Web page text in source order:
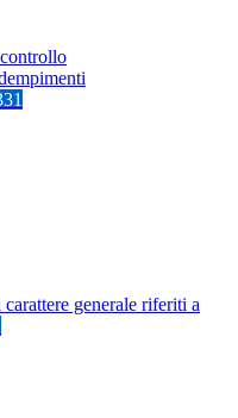
generale riferiti a